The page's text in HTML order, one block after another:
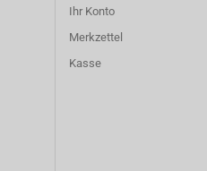
Ihr Konto
Merkzettel
Kasse